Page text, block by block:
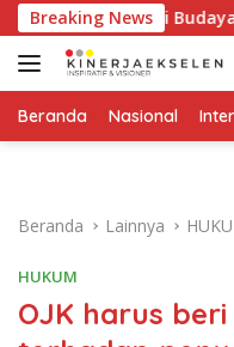
Langsung
ke
konten
Breaking News
Budaya Leluhur
Beranda Nasional
Beranda Lainnya
HUKUM
OJK harus